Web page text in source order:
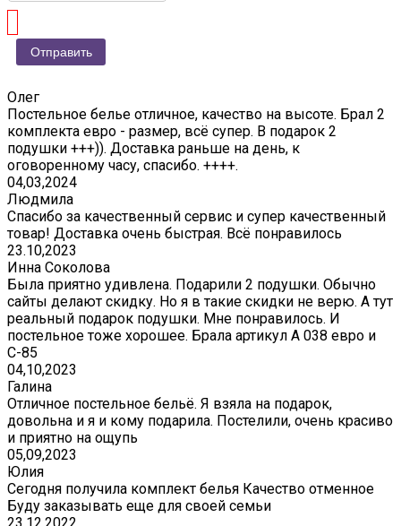
Олег
Постельное белье отличное, качество на высоте. Брал 2
комплекта евро - размер, всё супер. В подарок 2
подушки +++)). Доставка раньше на день, к
оговоренному часу, спасибо. ++++.
04,03,2024
Людмила
Спасибо за качественный сервис и супер качественный
товар! Доставка очень быстрая. Всё понравилось
23.10,2023
Инна Соколова
Была приятно удивлена. Подарили 2 подушки. Обычно
сайты делают скидку. Но я в такие скидки не верю. А тут
реальный подарок подушки. Мне понравилось. И
постельное тоже хорошее. Брала артикул А 038 евро и
С-85
04,10,2023
Галина
Отличное постельное бельё. Я взяла на подарок,
довольна и я и кому подарила. Постелили, очень красиво
и приятно на ощупь
05,09,2023
Юлия
Сегодня получила комплект белья Качество отменное
Буду заказывать еще для своей семьи